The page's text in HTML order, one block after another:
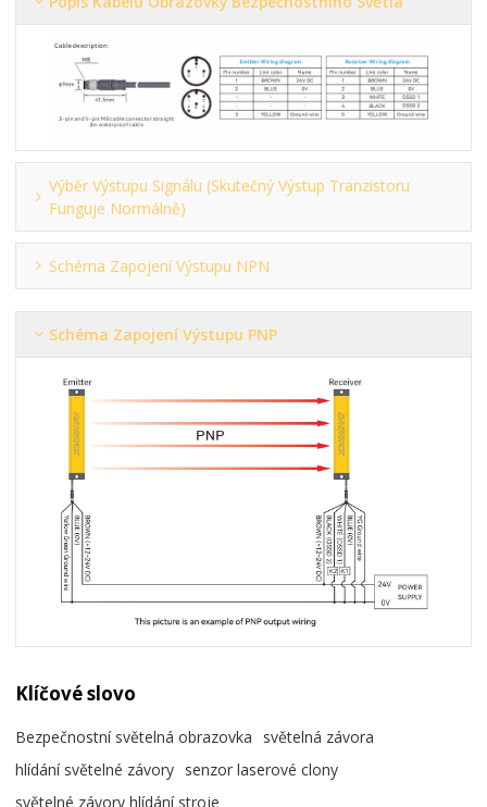
Výběr Výstupu Signálu (skutečný Výstup Tranzistoru
Funguje Normálně)
Schéma Zapojení Výstupu NPN
Schéma Zapojení Výstupu PNP
Klíčové slovo
Bezpečnostní světelná obrazovka
světelná závora
hlídání světelné závory senzor laserové clony
světelné závory hlídání stroje